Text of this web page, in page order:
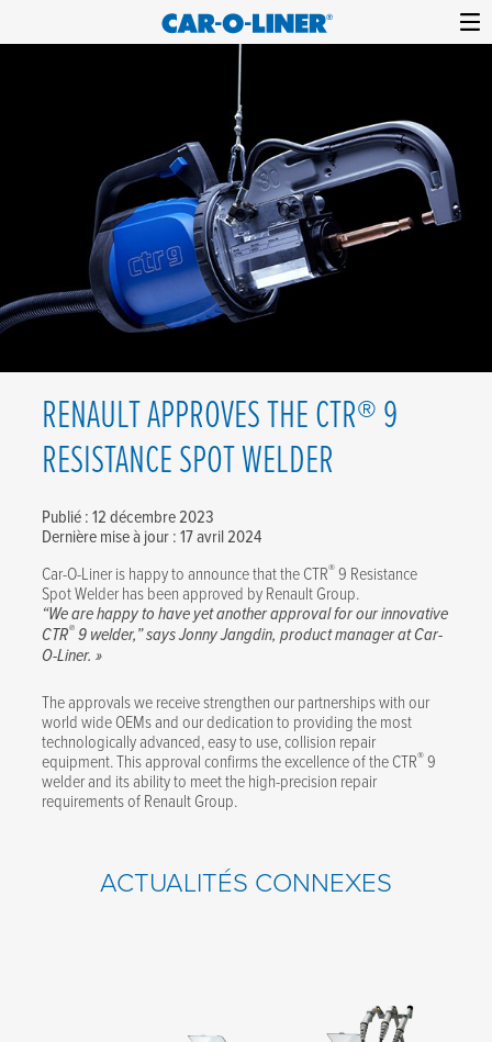
Car-
Collision
RENAULT APPROVES THE CTR® 9
RESISTANCE SPOT WELDER
Publié : 12 décembre 2023
Dernière mise à jour : 17 avril 2024
Car-O-Liner is happy to announce that the CTR®9 Resistance
Spot Welder has been approved by Renault Group.
“We are happy to have yet another approval for our innovative
CTR®9 welder,” says Jonny Jangdin, product manager at Car-
O-Liner. »
The approvals we receive strengthen our partnerships with our
world wide OEMs and our dedication to providing the most
technologically advanced, easy to use, collision repair
equipment. This approval confirms the excellence of the CTR®9
welder and its ability to meet the high-precision repair
requirements of Renault Group.
ACTUALITÉS CONNEXES